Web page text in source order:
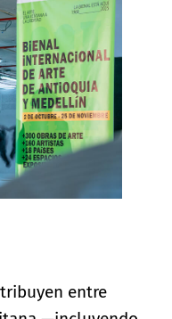
entre